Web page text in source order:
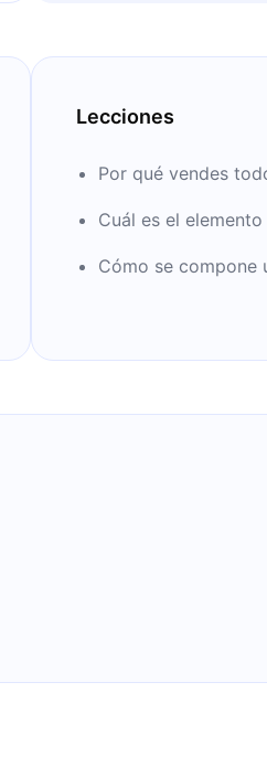
Lecciones
Por qué vendes
Cuál es el
Cómo se compone